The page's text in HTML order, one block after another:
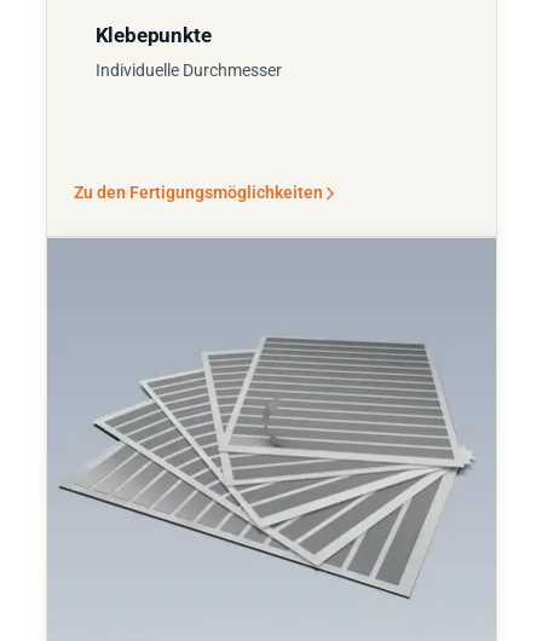
Klebepunkte
Individuelle Durchmesser
Zu den Fertigungsmöglichkeiten